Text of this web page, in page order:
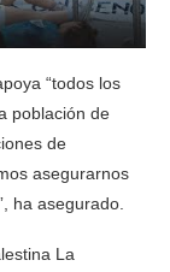
“todos los
población de
de
asegurarnos
ha asegurado.
La